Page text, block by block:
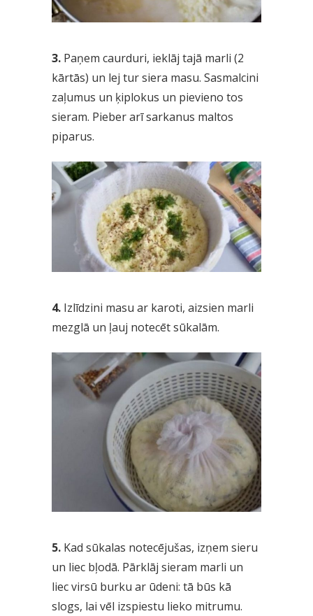
3. Paņem caurduri, ieklāj tajā marli (2
kārtās) un lej tur siera masu. Sasmalcini
zaļumus un ķiplokus un pievieno tos
sieram. Pieber arī sarkanus maltos
piparus.
4. Izlīdzini masu ar karoti, aizsien marli
mezglā un ļauj notecēt sūkalām.
5. Kad sūkalas notecējušas, izņem sieru
un liec bļodā. Pārklāj sieram marli un
liec virsū burku ar ūdeni: tā būs kā
slogs, lai vēl izspiestu lieko mitrumu.